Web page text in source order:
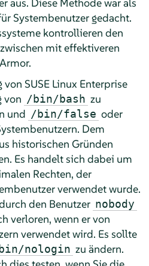
Systembenutzer gedacht.
kontrollieren den
mit effektiveren
von SUSE Linux Enterprise
von /bin/bash zu
und /bin/false oder
Dem
historischen Gründen
Es handelt sich dabei um
Rechten, der
verwendet wurde.
den Benutzer nobody
verloren, wenn er von
verwendet wird. Es sollte
nologin zu ändern.